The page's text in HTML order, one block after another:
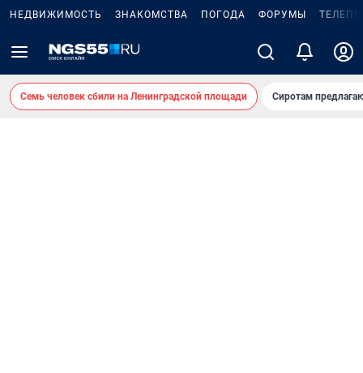
НЕДВИЖИМОСТЬ ЗНАКОМСТВА ПОГОДА ФОРУМЫ
Семь человек сбили на Ленинградской площади Сиротам